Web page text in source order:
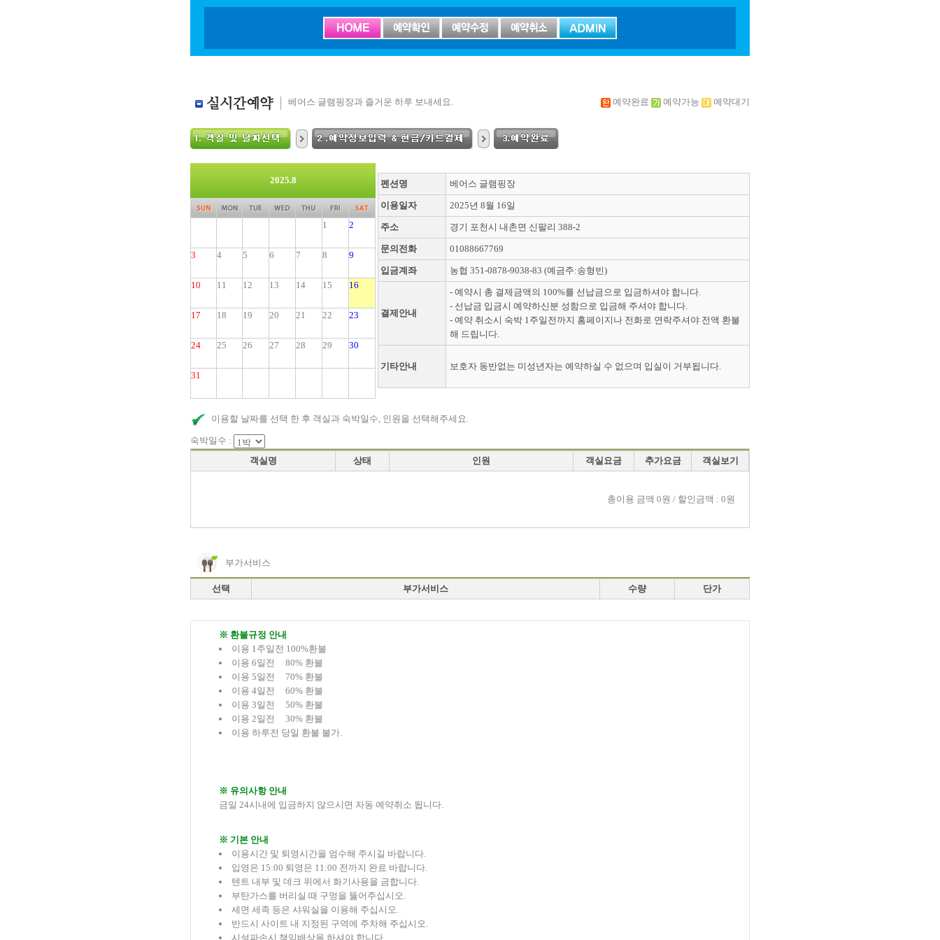
베어스 글램핑장과 즐거운 하루 보내세요. 예약완료 예약가능 예약대기
2025.8
1 2
3 4 5 6 7 8 9
10 11 12 13 14 15 16
17 18 19 20 21 22 23
24 25 26 27 28 29 30
31
펜션명 베어스 글램핑장
이용일자 2025년 8월 16일
주소 경기 포천시 내촌면 신팔리 388-2
문의전화 01088667769
입금계좌 농협 351-0878-9038-83 (예금주:송형빈)
결제안내
- 예약시 총 결제금액의 100%를 선납금으로 입금하셔야 합니다.
- 선납금 입금시 예약하신분 성함으로 입금해 주셔야 합니다.
- 예약 취소시 숙박 1주일전까지 홈페이지나 전화로 연락주셔야 전액 환불
해 드립니다.
기타안내 보호자 동반없는 미성년자는 예약하실 수 없으며 입실이 거부됩니다.
이용할 날짜를 선택 한 후 객실과 숙박일수, 인원을 선택해주세요.
숙박일수 :
객실명
상태 인원 객실요금 추가요금 객실보기
총이용 금액 0원 / 할인금액 : 0원
부가서비스
선택 부가서비스 수량 단가
※ 환불규정 안내
이용 1주일전 100%환불
이용 6일전 80% 환불
이용 5일전 70% 환불
이용 4일전 60% 환불
이용 3일전 50% 환불
이용 2일전 30% 환불
이용 하루전 당일 환불 불가.
※ 유의사항 안내
금일 24시내에 입금하지 않으시면 자동 예약취소 됩니다.
※ 기본 안내
이용시간 및 퇴영시간을 엄수해 주시길 바랍니다.
입영은 15:00 퇴영은 11:00 전까지 완료 바랍니다.
텐트 내부 및 데크 위에서 화기사용을 금합니다.
부탄가스를 버리실 때 구멍을 뚫어주십시오.
세면 세족 등은 샤워실을 이용해 주십시오.
반드시 사이트 내 지정된 구역에 주차해 주십시오.
시설파손시 책임배상을 하셔야 합니다.